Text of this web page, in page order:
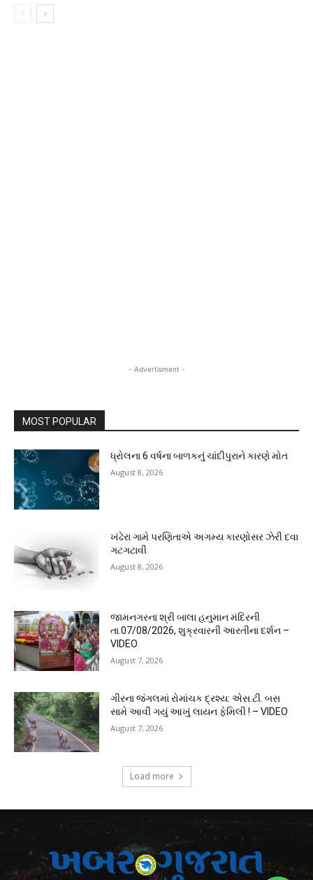
- Advertisment -
MOST POPULAR
ધ્રોલના 6 વર્ષના બાળકનું ચાંદીપુરાને કારણે મોત
August 8, 2026
ખંઢેરા ગામે પરણિતાએ અગમ્ય કારણોસર ઝેરી દવા
ગટગટાવી
August 8, 2026
જામનગરના શ્રી બાલા હનુમાન મંદિરની
તા.07/08/2026, શુક્રવારની આરતીના દર્શન –
VIDEO
August 7, 2026
ગીરના જંગલમાં રોમાંચક દ્રશ્ય: એસ.ટી. બસ
સામે આવી ગયું આખું લાયન ફેમિલી ! – VIDEO
August 7, 2026
Load more